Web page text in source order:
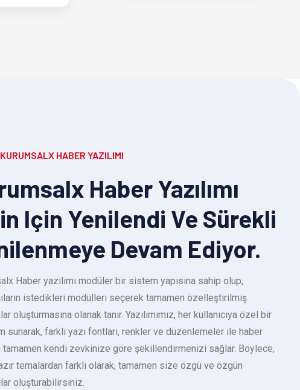
HABER YAZILIMI
Haber Yazılımı
Için Yenilendi Ve Sürekli
Devam Ediyor.
Haber yazılımı modüler bir sistem yapısına sahip olup,
istedikleri modülleri seçerek tamamen özelleştirilmiş
oluşturmasına olanak tanır. Yazılımımız, her kullanıcıya özel bir
sunarak, farklı yazı fontları, renkler ve düzenlemeler ile haber
kendi zevkinize göre şekillendirmenizi sağlar. Böylece,
temalardan farklı olarak, tamamen size özgü ve özgün
oluşturabilirsiniz.